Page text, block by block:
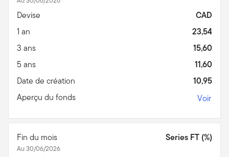
Devise
CAD
1 an
23,54
3 ans
15,60
5 ans
11,60
Date de création
10,95
Aperçu du fonds
Voir
Fin du mois
Au 30/06/2026
Series FT (%)